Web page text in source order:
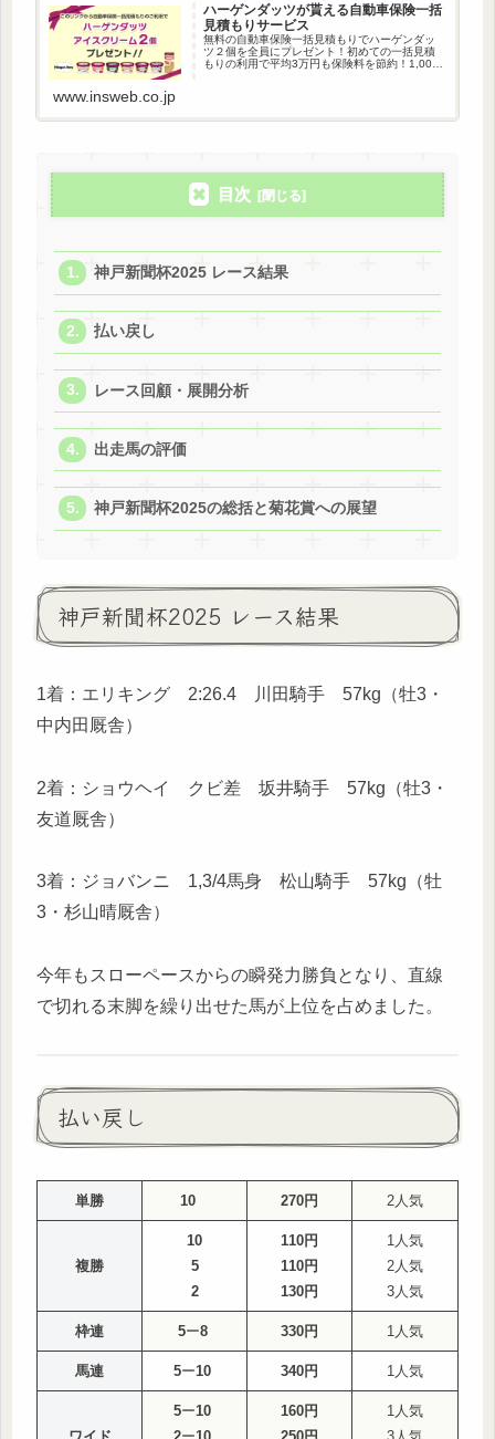
ハーゲンダッツが貰える自動車保険一括
見積もりサービス
無料の自動車保険一括見積もりでハーゲンダッ
ツ２個を全員にプレゼント！初めての一括見積
もりの利用で平均3万円も保険料を節約！1,000
www.insweb.co.jp
目次
神戸新聞杯2025 レース結果
払い戻し
レース回顧・展開分析
出走馬の評価
神戸新聞杯2025の総括と菊花賞への展望
神戸新聞杯2025 レース結果
1着：エリキング 2:26.4 川田騎手 57kg（牡3・
中内田厩舎）
2着：ショウヘイ クビ差 坂井騎手 57kg（牡3・
友道厩舎）
3着：ジョバンニ 1,3/4馬身 松山騎手 57kg（牡
3・杉山晴厩舎）
今年もスローペースからの瞬発力勝負となり、直線
で切れる末脚を繰り出せた馬が上位を占めました。
払い戻し
単勝 10 270円 2人気
複勝
10
5
2
110円
110円
130円
1人気
2人気
3人気
枠連 5ー8 330円 1人気
馬連 5ー10 340円 1人気
5ー10
160円
1人気